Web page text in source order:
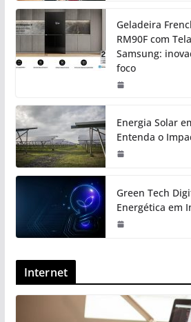
Geladeira
RM90F com
Samsung:
foco
Energia Solar
Entenda o
Green Tech
Energética em
Internet